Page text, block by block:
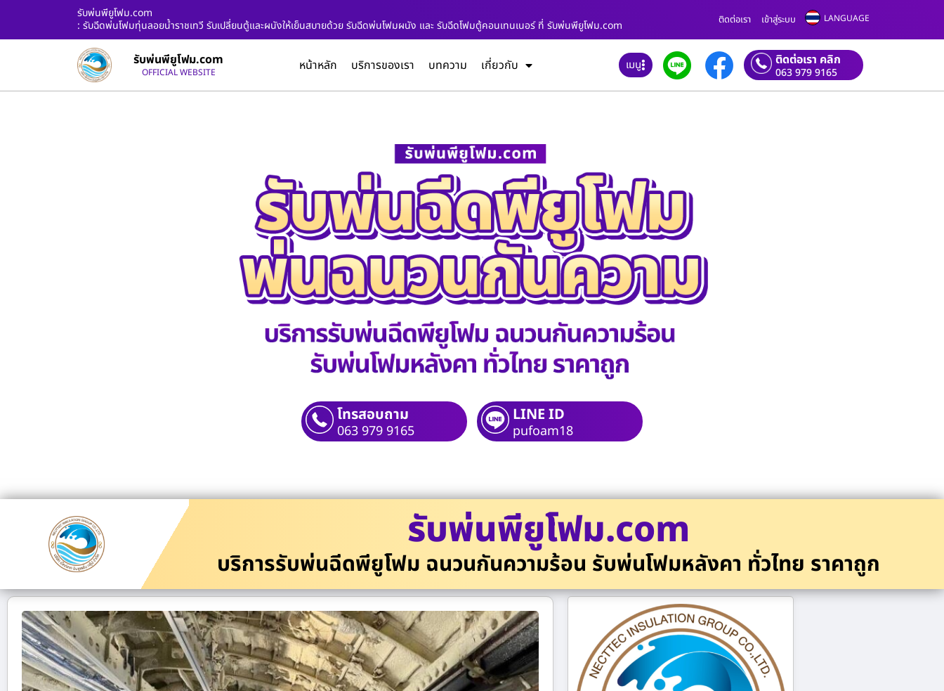
รับพ่นพียูโฟม.com
: รับฉีดพ่นโฟมทุ่นลอยน้ำราชเทวี รับเปลี่ยนตู้และผนังให้เย็นสบายด้วย รับฉีดพ่นโฟมผนัง และ รับฉีดโฟมตู้คอนเทนเนอร์ ที่ รับพ่นพียูโฟม.com
ติดต่อเรา เข้าสู่ระบบ LANGUAGE
รับพ่นพียูโฟม.com
OFFICIAL WEBSITE หน้าหลัก บริการของเรา บทความ เกี่ยวกับ เมนู ติดต่อเรา คลิก
063 979 9165
โทรสอบถาม
063 979 9165
LINE ID
pufoam18
รับพ่นพียูโฟม.com
บริการรับพ่นฉีดพียูโฟม ฉนวนกันความร้อน รับพ่นโฟมหลังคา ทั่วไทย ราคาถูก